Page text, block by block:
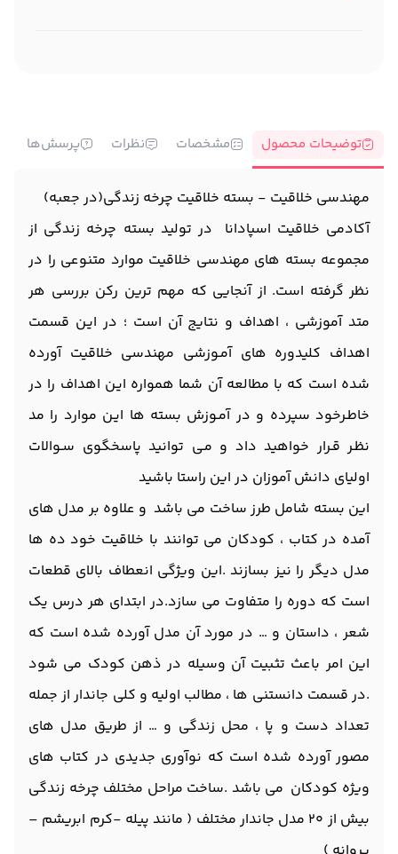
توضیحات محصول مشخصات نظرات پرسش‌ها
مهندسی خلاقیت - بسته خلاقیت چرخه زندگی(در جعبه)
آکادمی خلاقیت اسپادانا در تولید بسته چرخه زندگی از
مجموعه بسته های مهندسی خلاقیت موارد متنوعی را در
نظر گرفته است. از آنجایی که مهم ترین رکن بررسی هر
متد آموزشی ، اهداف و نتایج آن است ؛ در ایـن قسمت
اهداف کلیدوره های آمـوزشی مهندسی خلاقیت آورده
شده است که با مطالعه آن شما همواره ایـن اهداف را در
خاطـرخود سپرده و در آمـوزش بسته ها ایـن موارد را مد
نظـر قـرار خواهید داد و مـی توانید پاسخگوی سـوالات
اولیای دانش آموزان در این راستا باشید
این بسته شامل طرز ساخت می باشد و علاوه بر مدل های
آمده در کتاب ، کودکان می توانند با خلاقیت خود ده ها
مدل دیگر را نیز بسازند .این ویژگی انعطاف بالای قطعات
است که دوره را متفاوت می سازد.در ابتدای هر درس یک
شعر ، داستان و … در مورد آن مدل آورده شده است که
این امر باعث تثبیت آن وسیله در ذهن کودک می شود
.در قسمت دانستنی ها ، مطالب اولیه و کلی جاندار از جمله
تعداد دست و پا ، محل زندگی و … از طریق مدل های
مصور آورده شده است که نوآوری جدیدی در کتاب های
ویژه کودکان می باشد .ساخت مراحل مختلف چرخه زندگی
بیش از 20 مدل جاندار مختلف ( مانند پیله -کرم ابریشم –